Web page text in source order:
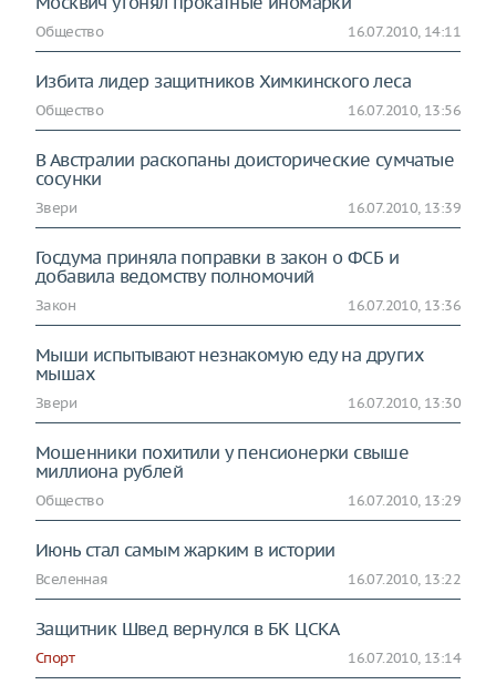
Общество 16.07.2010, 14:11
Избита лидер защитников Химкинского леса
Общество 16.07.2010, 13:56
В Австралии раскопаны доисторические сумчатые
сосунки
Звери 16.07.2010, 13:39
Госдума приняла поправки в закон о ФСБ и
добавила ведомству полномочий
Закон 16.07.2010, 13:36
Мыши испытывают незнакомую еду на других
мышах
Звери 16.07.2010, 13:30
Мошенники похитили у пенсионерки свыше
миллиона рублей
Общество 16.07.2010, 13:29
Июнь стал самым жарким в истории
Вселенная 16.07.2010, 13:22
Защитник Швед вернулся в БК ЦСКА
Спорт 16.07.2010, 13:14